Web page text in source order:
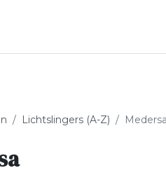
Lichtslingers (A-Z) Medersa